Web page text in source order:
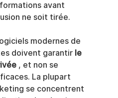
avant
ne soit tirée.
modernes de
doivent garantir le
, et non se
La plupart
se concentrent